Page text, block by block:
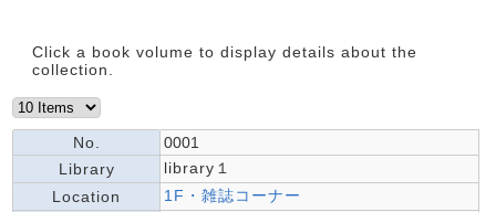
Click a book volume to display details about the
collection.
No.
0001
Library
library１
Location
1F・雑誌コーナー